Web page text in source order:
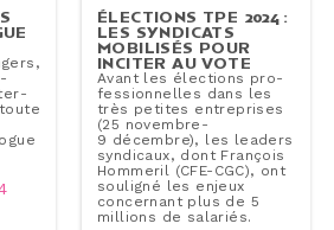
ÉLECTIONS TPE 2024 :
LES SYNDICATS
MOBILISÉS POUR
INCITER AU VOTE
Avant les élections pro­
fes­sion­nelles dans les
très petites en­tre­prises
(25 novembre-
9 décembre), les leaders
syndicaux, dont François
Hommeril (CFE-CGC), ont
souligné les enjeux
concer­nant plus de 5
millions de salariés.